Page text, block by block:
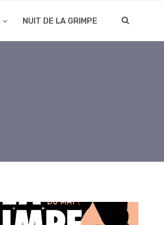
NUIT DE LA GRIMPE